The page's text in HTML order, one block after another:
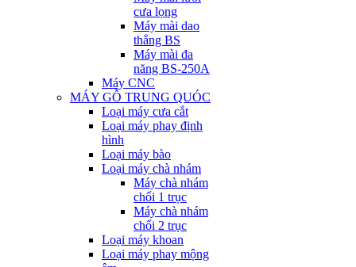
cưa lọng
Máy mài dao
thẳng BS
Máy mài đa
năng BS-250A
Máy CNC
MÁY GỖ TRUNG QUÓC
Loại máy cưa cắt
Loại máy phay định
hình
Loại máy bào
Loại máy chà nhám
Máy chà nhám
chổi 1 trục
Máy chà nhám
chổi 2 trục
Loại máy khoan
Loại máy phay mộng